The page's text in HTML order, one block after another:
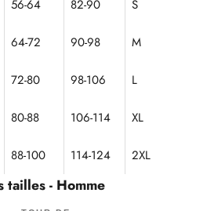
56-64 82-90 S
64-72 90-98 M
72-80 98-106 L
80-88 106-114 XL
88-100 114-124 2XL
tailles - Homme